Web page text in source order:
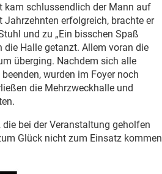
kam schlussendlich der Mann auf
Jahrzehnten erfolgreich, brachte er
und zu „Ein bisschen Spaß
die Halle getanzt. Allem voran die
überging. Nachdem sich alle
wurden im Foyer noch
die Mehrzweckhalle und
bei der Veranstaltung geholfen
Glück nicht zum Einsatz kommen